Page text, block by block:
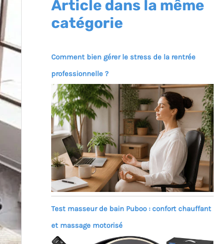
Article dans la même
catégorie
Comment bien gérer le stress de la rentrée
professionnelle ?
Test masseur de bain Puboo : confort chauffant
et massage motorisé